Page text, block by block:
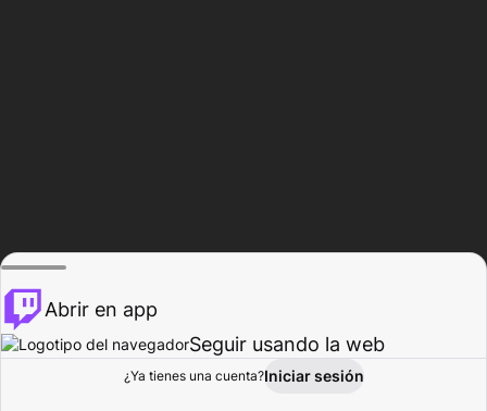
Explorar Actividad
Abrir en app
Seguir usando la web
¿Ya tienes una cuenta?Iniciar sesión